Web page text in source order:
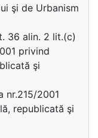
şi de Urbanism
36 alin. 2 lit.(c)
privind
şi
nr.215/2001
republicată şi